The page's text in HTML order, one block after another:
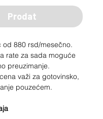
Prodat
od 880 rsd/mesečno.
rate za sada moguće
preuzimanje.
važi za gotovinsko,
pouzećem.